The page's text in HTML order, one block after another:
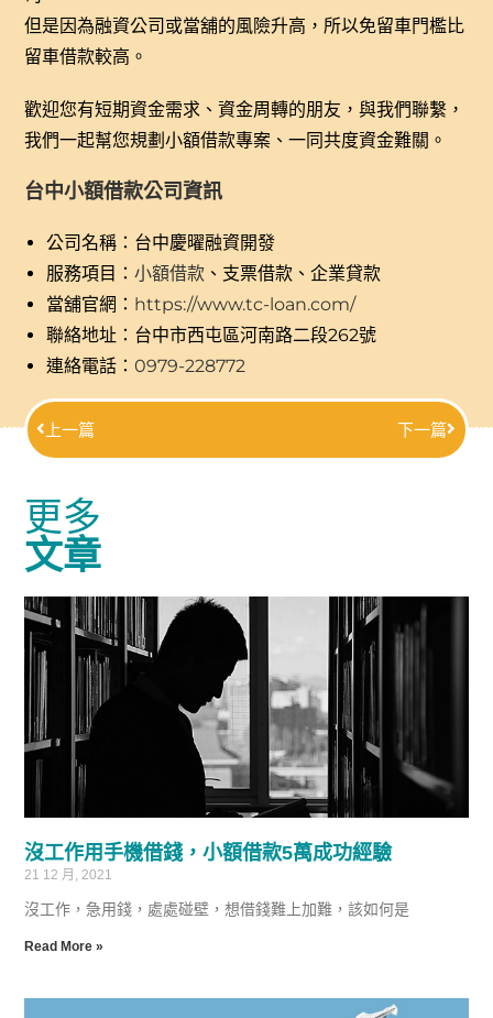
但是因為融資公司或當舖的風險升高，所以免留車門檻比
留車借款較高。
歡迎您有短期資金需求、資金周轉的朋友，與我們聯繫，
我們一起幫您規劃小額借款專案、一同共度資金難關。
台中小額借款公司資訊
公司名稱：台中慶曜融資開發
服務項目：小額借款 、支票借款、企業貸款
當舖官網： https://www.tc-loan.com/
聯絡地址：台中市西屯區河南路二段262號
連絡電話：0979-228772
上一篇 下一篇
更多
文章
沒工作用手機借錢，小額借款5萬成功經驗
21 12 月, 2021
沒工作，急用錢，處處碰壁，想借錢難上加難，該如何是
Read More »